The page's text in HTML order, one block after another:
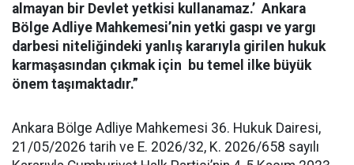
almayan bir Devlet yetkisi kullanamaz.’ Ankara
Bölge Adliye Mahkemesi’nin yetki gaspı ve yargı
darbesi niteliğindeki yanlış kararıyla girilen hukuk
karmaşasından çıkmak için bu temel ilke büyük
önem taşımaktadır.”
Ankara Bölge Adliye Mahkemesi 36. Hukuk Dairesi,
21/05/2026 tarih ve E. 2026/32, K. 2026/658 sayılı